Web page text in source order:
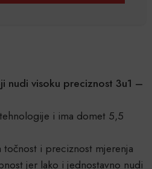
nudi visoku preciznost 3u1 –
i ima domet 5,5
točnost i preciznost mjerenja
jer lako i jednostavno nudi